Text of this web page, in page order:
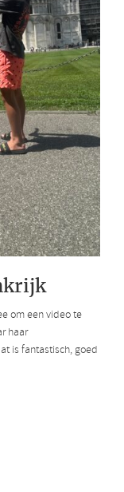
om een video te
haar
is fantastisch, goed